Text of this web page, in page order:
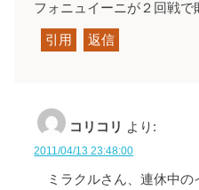
フォニュイーニが２回戦で
引用 返信
コリコリ より:
2011/04/13 23:48:00
ミラクルさん、連休中の